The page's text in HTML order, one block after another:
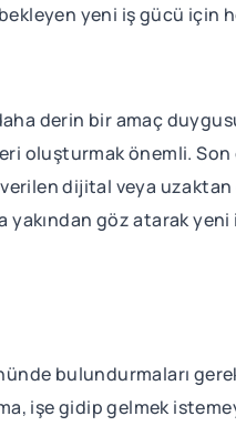
yeni iş gücü için
derin bir amaç
oluşturmak önemli.
dijital veya uzaktan
göz atarak
bulundurmaları
işe gidip gelmek